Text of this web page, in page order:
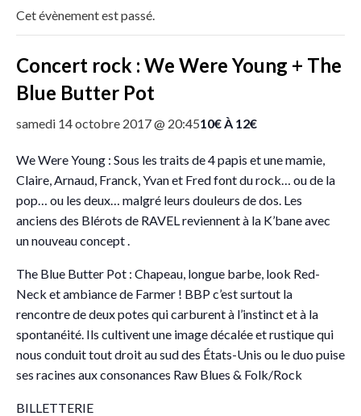
Cet évènement est passé.
Concert rock : We Were Young + The
Blue Butter Pot
samedi 14 octobre 2017 @ 20:4510€ À 12€
We Were Young : Sous les traits de 4 papis et une mamie,
Claire, Arnaud, Franck, Yvan et Fred font du rock… ou de la
pop… ou les deux… malgré leurs douleurs de dos. Les
anciens des Blérots de RAVEL reviennent à la K’bane avec
un nouveau concept .
The Blue Butter Pot : Chapeau, longue barbe, look Red-
Neck et ambiance de Farmer ! BBP c’est surtout la
rencontre de deux potes qui carburent à l’instinct et à la
spontanéité. Ils cultivent une image décalée et rustique qui
nous conduit tout droit au sud des États-Unis ou le duo puise
ses racines aux consonances Raw Blues & Folk/Rock
BILLETTERIE